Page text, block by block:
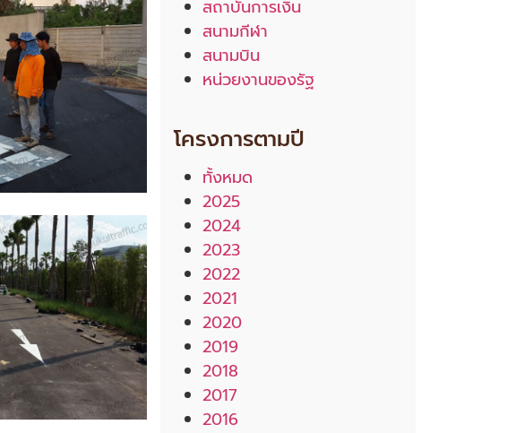
สถาบันการเงิน
สนามกีฬา
สนามบิน
หน่วยงานของรัฐ
โครงการตามปี
ทั้งหมด
2025
2024
2023
2022
2021
2020
2019
2018
2017
2016